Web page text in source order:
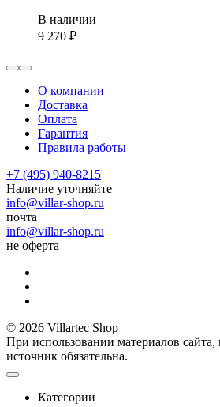
В наличии
9 270
О компании
Доставка
Оплата
Гарантия
Правила работы
+7 (495) 940-8215
Наличие уточняйте
info@villar-shop.ru
почта
info@villar-shop.ru
не оферта
© 2026 Villartec Shop
При использовании материалов сайта,
источник обязательна.
Категории